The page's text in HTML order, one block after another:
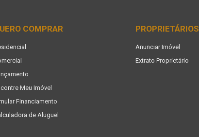
COMPRAR
Meu Imóvel
Financiamento
de Aluguel
PROPRIETÁRIOS
Anunciar Imóvel
Extrato Proprietário